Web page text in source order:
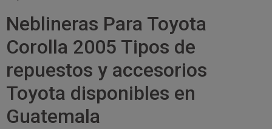
Neblineras Para Toyota
Corolla 2005 Tipos de
repuestos y accesorios
Toyota disponibles en
Guatemala